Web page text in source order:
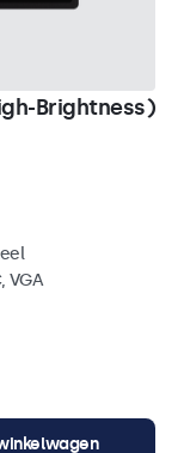
Brightness)
VGA